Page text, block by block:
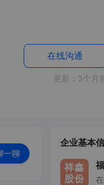
在线沟通
更新：3个月
一聊
企业基本
祥鑫
股份